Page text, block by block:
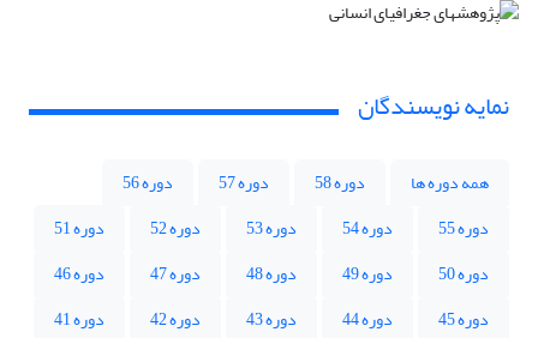
نمایه نویسندگان
همه دوره ها دوره 58 دوره 57
دوره 56
دوره 55
دوره 54 دوره 53 دوره 52
دوره 51
دوره 50
دوره 49 دوره 48 دوره 47
دوره 46
دوره 45
دوره 44 دوره 43 دوره 42
دوره 41